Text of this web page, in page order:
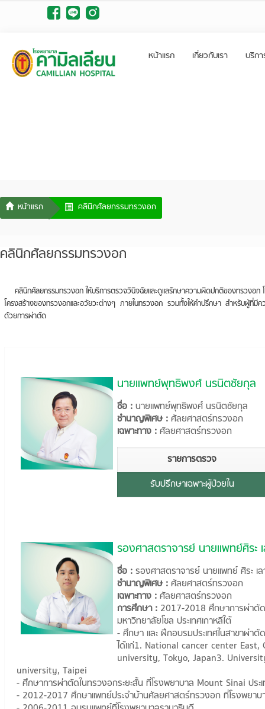
หน้าแรก เกี่ยวกับเรา บริก
คลินิกศัลยกรรมทรวงอก
คลินิกศัลยกรรมทรวงอก
คลินิกศัลยกรรมทรวงอก ให้บริการตรวจวินิจฉัยและดูแลรักษาความผิดปกติของทรวงอ
โครงสร้างของทรวงอกและอวัยวะต่างๆ ภายในทรวงอก รวมทั้งให้คำปรึกษา สำหรับผู้ที่มี
ด้วยการผ่าตัด
นายแพทย์พุทธิพงศ์ นรนิตชัยกุล
ชื่อ :นายแพทย์พุทธิพงศ์ นรนิตชัยกุล
ชำนาญพิเศษ :ศัลยศาสตร์ทรวงอก
เฉพาะทาง :ศัลยศาสตร์ทรวงอก
รายการตรวจ
รับปรึกษาเฉพาะผู้ป่วยใน
รองศาสตราจารย์ นายแพทย์ศิระ
ชื่อ : รองศาสตราจารย์ นายแพทย์ ศิระ เ
ชำนาญพิเศษ :ศัลยศาสตร์ทรวงอก
เฉพาะทาง :ศัลยศาสตร์ทรวงอก
การศึกษา :2017-2018 ศึกษาการผ่าตั
มหาวิทยาลัยโซล ประเทศเกาหลีใต้
- ศึกษา และ ฝึกอบรมประเทศในสาขาผ่
ได้แก่1. National cancer center
university, Tokyo, Japan3.
university, Taipei
- ศึกษาการผ่าตัดในทรวงอกระยะสั้น ที่โรงพยาบาล Mount Sinai ประ
- 2012-2017 ศึกษาแพทย์ประจำบ้านศัลยศาสตร์ทรวงอก ที่โรงพยาบ